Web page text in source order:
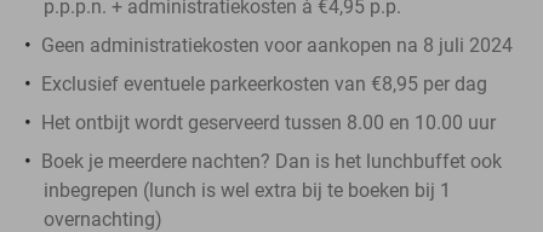
p.p.p.n. + administratiekosten à €4,95 p.p.
Geen administratiekosten voor aankopen na 8 juli 2024
Exclusief eventuele parkeerkosten van €8,95 per dag
Het ontbijt wordt geserveerd tussen 8.00 en 10.00 uur
Boek je meerdere nachten? Dan is het lunchbuffet ook
inbegrepen (lunch is wel extra bij te boeken bij 1
overnachting)